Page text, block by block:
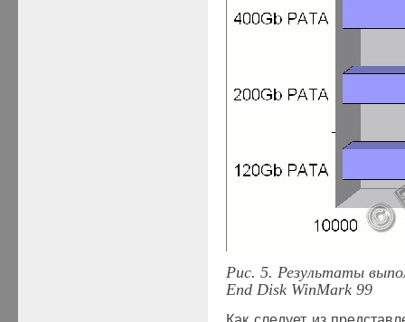
Рис. 5. Результаты
End Disk WinMark99